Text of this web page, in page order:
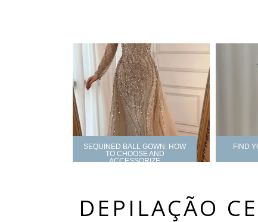
SEQUINED BALL GOWN: HOW
TO CHOOSE AND
ACCESSORIZE
FIND
DEPILAÇÃO